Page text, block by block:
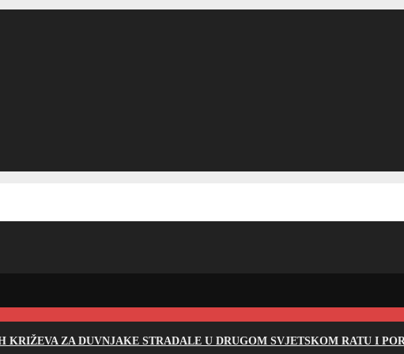
KRIŽEVA ZA DUVNJAKE STRADALE U DRUGOM SVJETSKOM RATU I